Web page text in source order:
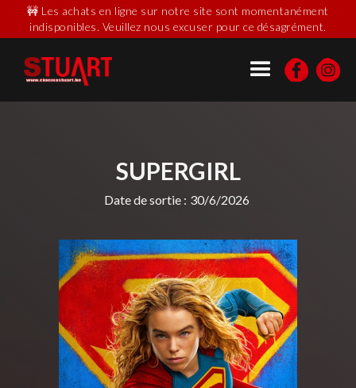
🚧 Les achats en ligne sur notre site sont momentanément
indisponibles. Veuillez nous excuser pour ce désagrément.
SUPERGIRL
Date de sortie : 30/6/2026